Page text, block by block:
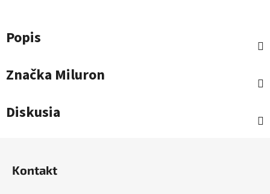
Popis
Značka Miluron
Diskusia
Kontakt